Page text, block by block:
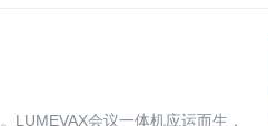
LUMEVAX会议一体机应运而生，